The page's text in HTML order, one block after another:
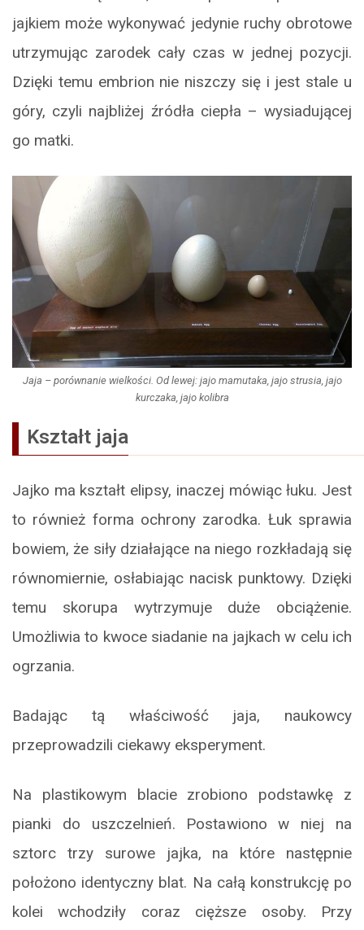
jajkiem może wykonywać jedynie ruchy obrotowe
utrzymując zarodek cały czas w jednej pozycji.
Dzięki temu embrion nie niszczy się i jest stale u
góry, czyli najbliżej źródła ciepła – wysiadującej
go matki.
Jaja – porównanie wielkości. Od lewej: jajo mamutaka, jajo strusia, jajo
kurczaka, jajo kolibra
Kształt jaja
Jajko ma kształt elipsy, inaczej mówiąc łuku. Jest
to również forma ochrony zarodka. Łuk sprawia
bowiem, że siły działające na niego rozkładają się
równomiernie, osłabiając nacisk punktowy. Dzięki
temu skorupa wytrzymuje duże obciążenie.
Umożliwia to kwoce siadanie na jajkach w celu ich
ogrzania.
Badając tą właściwość jaja, naukowcy
przeprowadzili ciekawy eksperyment.
Na plastikowym blacie zrobiono podstawkę z
pianki do uszczelnień. Postawiono w niej na
sztorc trzy surowe jajka, na które następnie
położono identyczny blat. Na całą konstrukcję po
kolei wchodziły coraz cięższe osoby. Przy